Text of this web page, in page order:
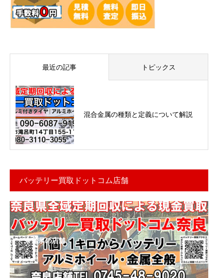
最近の記事 トピックス
混合金属の種類と定義について解説
バッテリー買取ドットコム店舗
奈良県の店舗